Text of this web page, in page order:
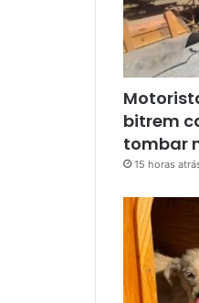
bitrem
tombar
15 horas